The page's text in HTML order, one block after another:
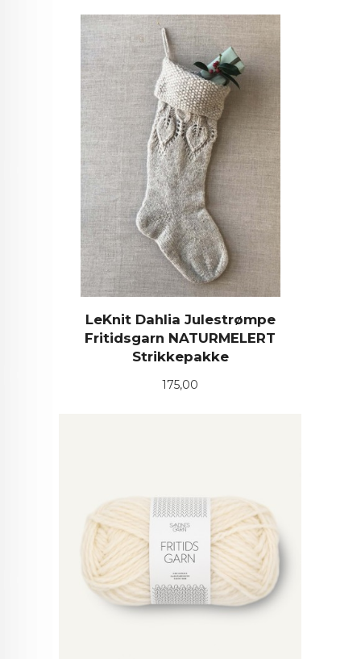
LeKnit Dahlia Julestrømpe
Fritidsgarn NATURMELERT
Strikkepakke
Pris
175,00